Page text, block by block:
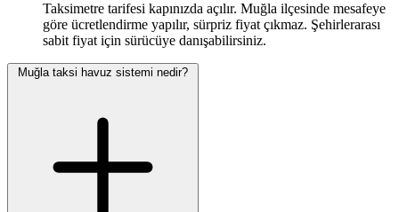
Taksimetre tarifesi kapınızda açılır. Muğla ilçesinde mesafeye
göre ücretlendirme yapılır, sürpriz fiyat çıkmaz. Şehirlerarası
sabit fiyat için sürücüye danışabilirsiniz.
Muğla taksi havuz sistemi nedir?